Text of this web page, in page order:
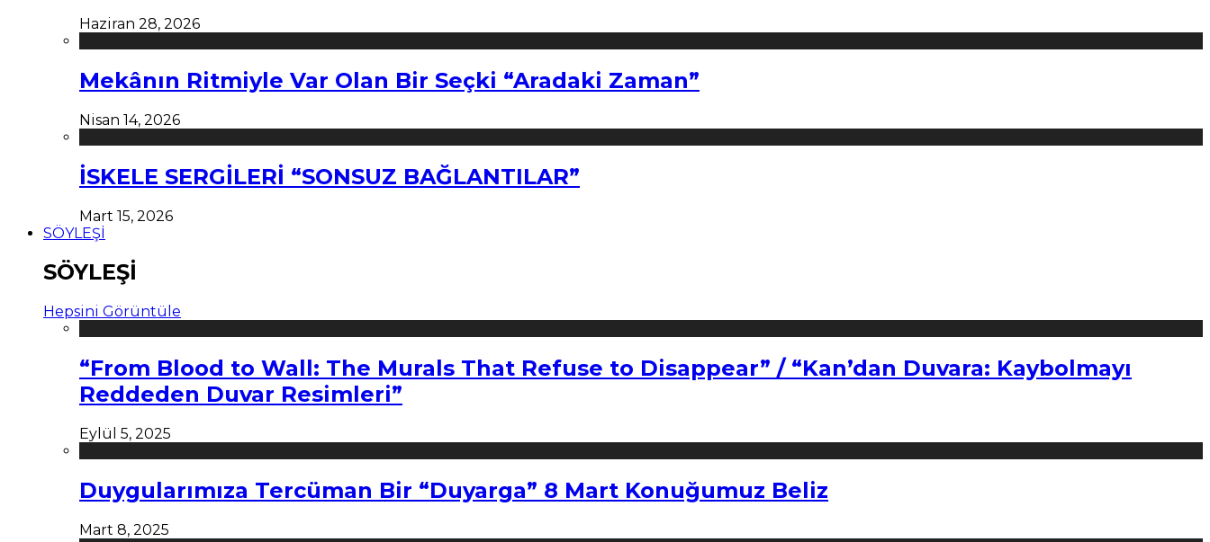
Haziran 28, 2026
Mekânın Ritmiyle Var Olan Bir Seçki “Aradaki Zaman”
Nisan 14, 2026
İSKELE SERGİLERİ “SONSUZ BAĞLANTILAR”
Mart 15, 2026
SÖYLEŞİ
SÖYLEŞİ
Hepsini Görüntüle
“From Blood to Wall: The Murals That Refuse to Disappear” / “Kan’dan Duvara: Kaybolmayı
Reddeden Duvar Resimleri”
Eylül 5, 2025
Duygularımıza Tercüman Bir “Duyarga” 8 Mart Konuğumuz Beliz
Mart 8, 2025